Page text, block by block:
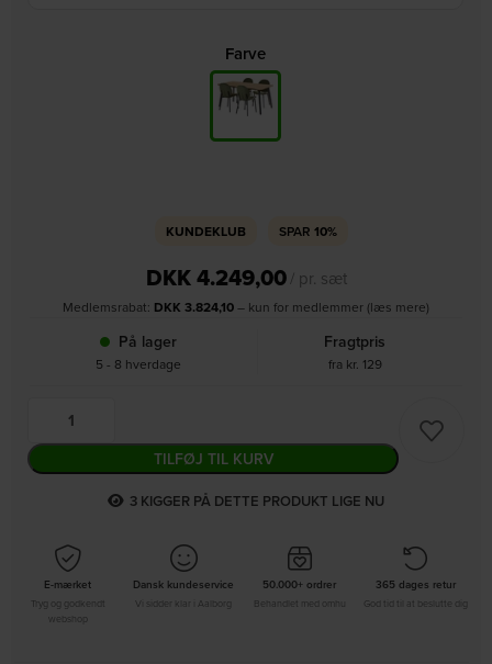
Farve
KUNDEKLUB SPAR 10%
DKK4.249,00/ pr. sæt
Medlemsrabat: DKK 3.824,10– kun for medlemmer (læs mere)
På lager
5 - 8 hverdage
Fragtpris
fra kr. 129
TILFØJ TIL KURV
1KIGGER PÅ DETTE PRODUKT LIGE NU
E-mærket
Tryg og godkendt
Dansk kundeservice
Vi sidder klar i Aalborg
50.000+ ordrer
Behandlet med omhu
365 dages retur
God tid til at beslutte dig